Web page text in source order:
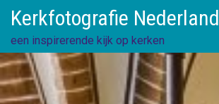
content
Kerkfotografie Nederland
een inspirerende kijk op kerken